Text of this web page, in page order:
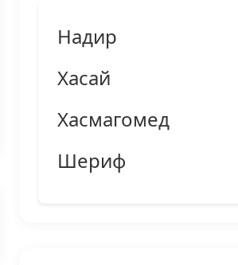
Надир
Хасай
Хасмагомед
Шериф